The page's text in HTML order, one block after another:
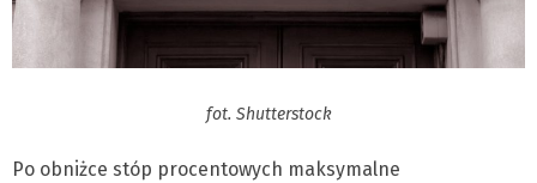
fot. Shutterstock
Po obniżce stóp procentowych maksymalne